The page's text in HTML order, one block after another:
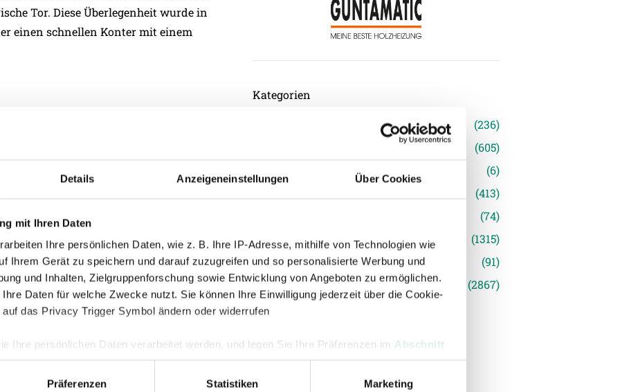
Details Anzeigeneinstellungen Über Cookies
mit Ihren Daten
Ihre persönlichen Daten, wie z. B. Ihre IP-Adresse, mithilfe von Technologien wie
Ihrem Gerät zu speichern und darauf zuzugreifen und so personalisierte Werbung und
und Inhalten, Zielgruppenforschung sowie Entwicklung von Angeboten zu ermöglichen.
Daten für welche Zwecke nutzt. Sie können Ihre Einwilligung jederzeit über die Cookie-
das Privacy Trigger Symbol ändern oder widerrufen
Ihre persönlichen Daten verarbeitet werden, und legen Sie Ihre Präferenzen im Abschnitt
Präferenzen Statistiken Marketing
Tor. Diese Überlegenheit wurde in
einen schnellen Konter mit einem
denn Christian Schilling nahm sich
sahen nach dem Ausgleichstreffer
der einen Seite und auf der anderen
Truppe. In der 33. Minute ließ Patrik
es aus spitzen Winkel – allerdings
es Balakiyem Takougnadi (40.)
versenkte der Togolese den Ball
Rieder – Torschütze war erneut
Elf hatten die Vöcklamarkter
versuchte es der Regionalligist
die SVR-Defensive. Nach rund einer
Kategorien
(236)
(605)
(6)
(413)
(74)
Profis
(1315)
Ticketing
(91)
Unkategorisiert
(2867)